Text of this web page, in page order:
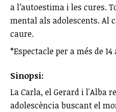
a l’autoestima i les cures.
mental als adolescents. Al
caure.
*Espectacle per a més de 14
Sinopsi:
La Carla, el Gerard i l'Alba
adolescència buscant el